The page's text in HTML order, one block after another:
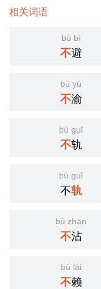
相关词语
bù bì
不避
bù yú
不渝
bù guǐ
不轨
bù guǐ
不轨
bù zhān
不沾
bù lài
不赖